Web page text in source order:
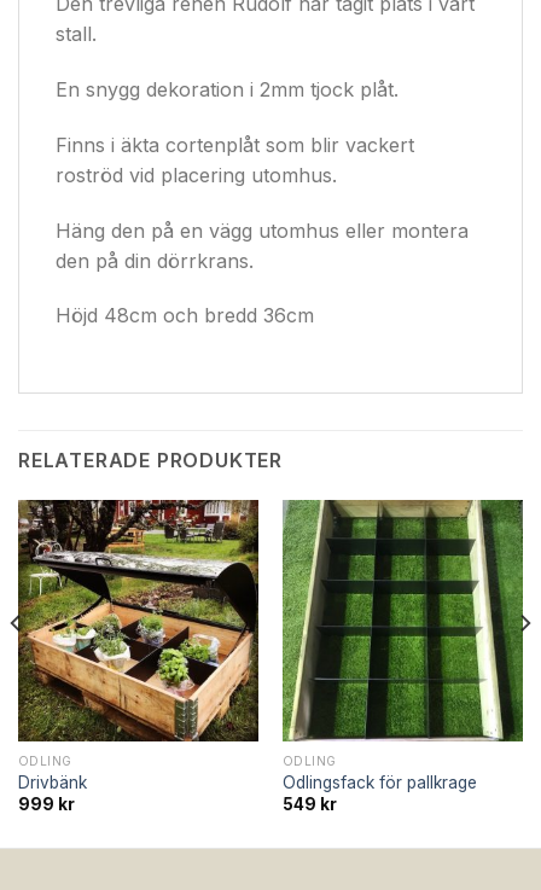
stall.
En snygg dekoration i 2mm tjock plåt.
Finns i äkta cortenplåt som blir vackert
roströd vid placering utomhus.
Häng den på en vägg utomhus eller montera
den på din dörrkrans.
Höjd 48cm och bredd 36cm
RELATERADE PRODUKTER
ODLING
Drivbänk
999 kr
ODLING
Odlingsfack för pallkrage
549 kr